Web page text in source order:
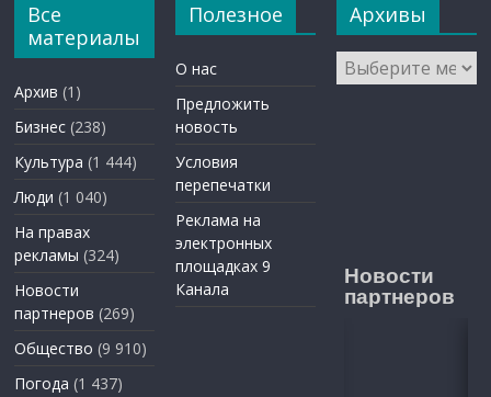
Все
материалы
Архив (1)
Бизнес (238)
Культура (1 444)
Люди (1 040)
На правах
рекламы (324)
Новости
партнеров (269)
Общество (9 910)
Погода (1 437)
Полезное
О нас
Предложить
новость
Условия
перепечатки
Реклама на
электронных
площадках 9
Канала
Архивы
Архивы
Новости
партнеров